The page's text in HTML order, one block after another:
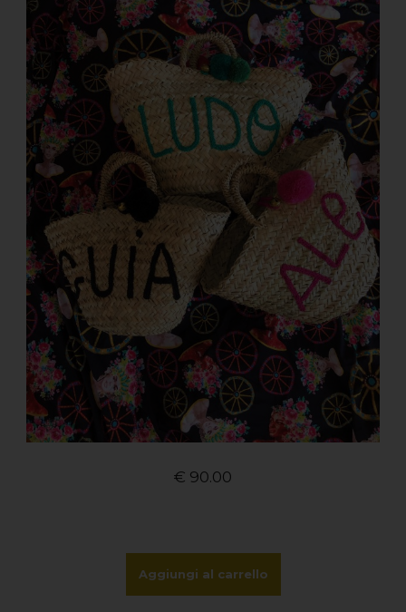
€ 90.00
Aggiungi al carrello